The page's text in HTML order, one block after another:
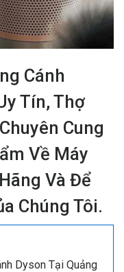
Cánh
Tín, Thợ
Cung
Về Máy
Và Để
Chúng Tôi.
Dyson Tại Quảng